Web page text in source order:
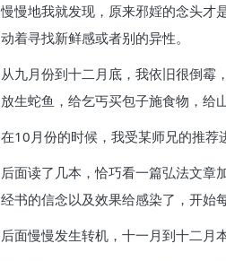
慢慢地我就发现，原来邪婬的念头才
动着寻找新鲜感或者别的异性。
从九月份到十二月底，我依旧很倒霉
放生蛇鱼，给乞丐买包子施食物，给
在10月份的时候，我受某师兄的推荐
后面读了几本，恰巧看一篇弘法文章
经书的信念以及效果给感染了，开始
后面慢慢发生转机，十一月到十二月